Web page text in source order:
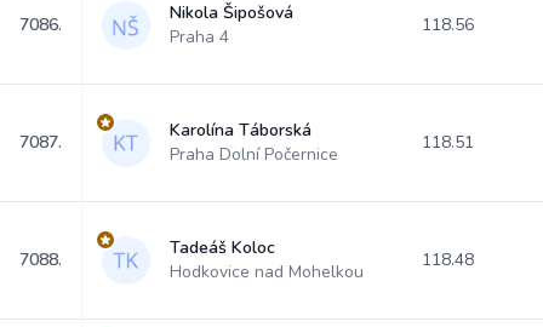
7086.
Nikola Šipošová
Praha 4
118.56
7087.
Karolína Táborská
Praha Dolní Počernice
118.51
7088.
Tadeáš Koloc
Hodkovice nad Mohelkou
118.48